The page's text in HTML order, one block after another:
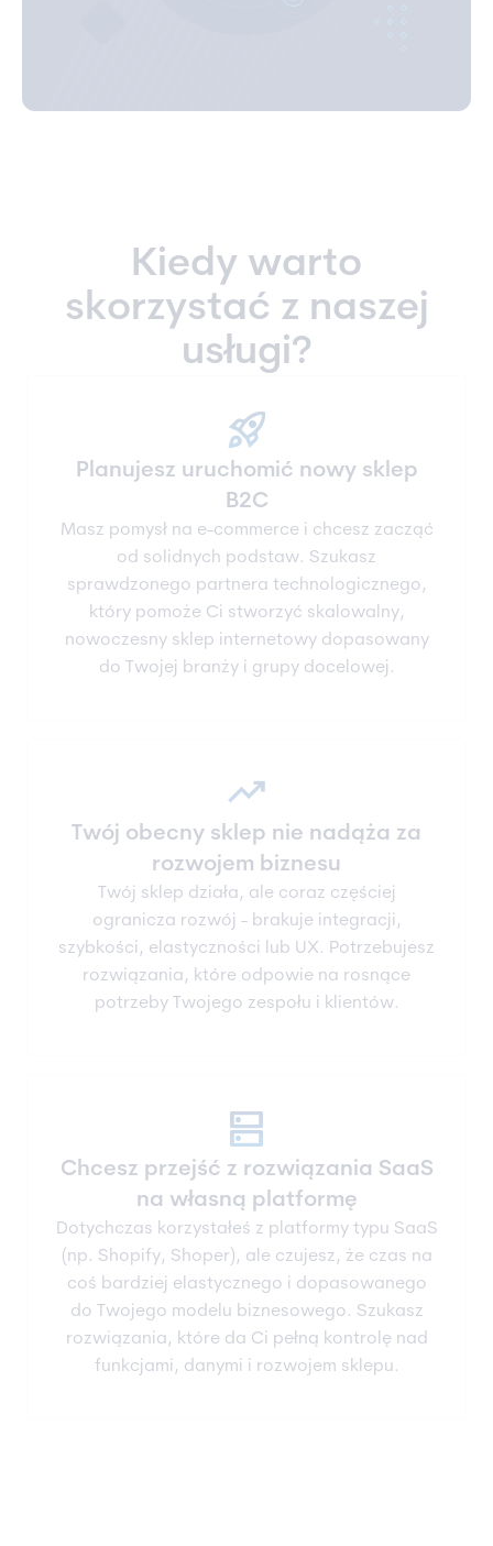
Kiedy warto
skorzystać z naszej
usługi?
rocket_launch
Planujesz uruchomić nowy sklep
B2C
Masz pomysł na e-commerce i chcesz zacząć
od solidnych podstaw. Szukasz
sprawdzonego partnera technologicznego,
który pomoże Ci stworzyć skalowalny,
nowoczesny sklep internetowy dopasowany
do Twojej branży i grupy docelowej.
trending_up
Twój obecny sklep nie nadąża za
rozwojem biznesu
Twój sklep działa, ale coraz częściej
ogranicza rozwój - brakuje integracji,
szybkości, elastyczności lub UX. Potrzebujesz
rozwiązania, które odpowie na rosnące
potrzeby Twojego zespołu i klientów.
dns
Chcesz przejść z rozwiązania SaaS
na własną platformę
Dotychczas korzystałeś z platformy typu SaaS
(np. Shopify, Shoper), ale czujesz, że czas na
coś bardziej elastycznego i dopasowanego
do Twojego modelu biznesowego. Szukasz
rozwiązania, które da Ci pełną kontrolę nad
funkcjami, danymi i rozwojem sklepu.